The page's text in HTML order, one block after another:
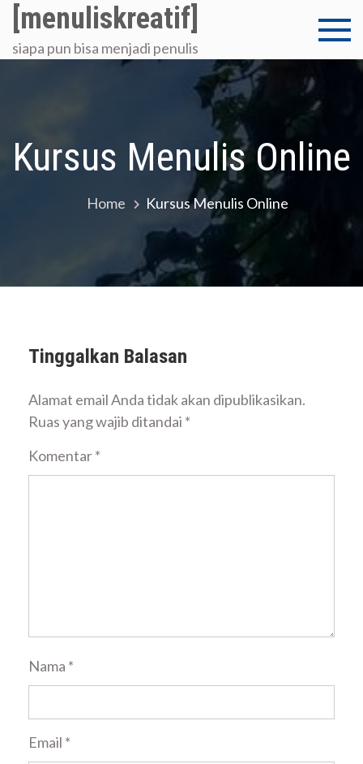
Skip
content
[menuliskreatif]
siapa pun bisa menjadi penulis
Kursus Menulis Online
Home Kursus Menulis Online
Tinggalkan Balasan
Alamat email Anda tidak akan dipublikasikan.
Ruas yang wajib ditandai *
Komentar*
Nama *
Email *